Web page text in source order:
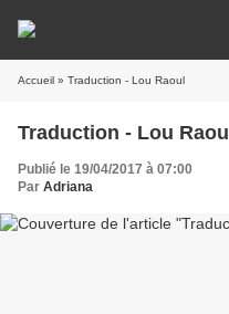
Accueil » Traduction - Lou Raoul
Traduction - Lou Raoul
Publié le 19/04/2017 à 07:00
Par Adriana